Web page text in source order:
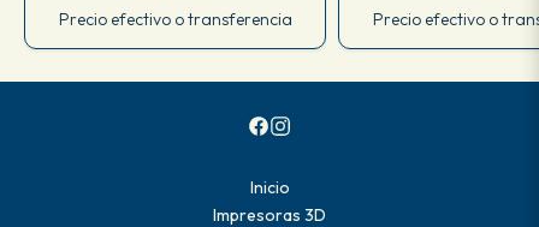
Precio efectivo o transferencia Precio efectivo o
Inicio
Impresoras 3D